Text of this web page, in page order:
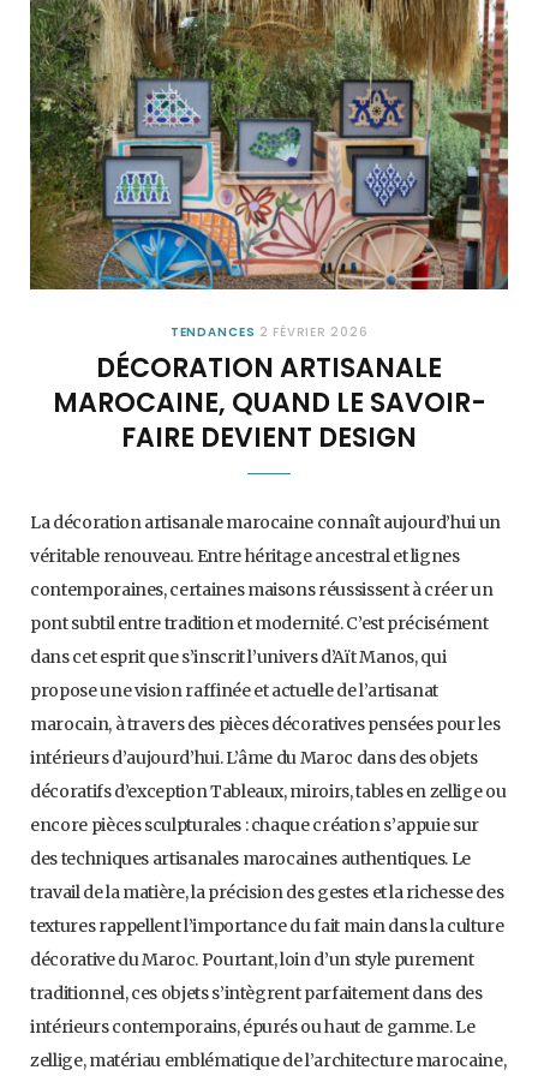
TENDANCES 2 FÉVRIER 2026
DÉCORATION ARTISANALE
MAROCAINE, QUAND LE SAVOIR-
FAIRE DEVIENT DESIGN
La décoration artisanale marocaine connaît aujourd’hui un
véritable renouveau. Entre héritage ancestral et lignes
contemporaines, certaines maisons réussissent à créer un
pont subtil entre tradition et modernité. C’est précisément
dans cet esprit que s’inscrit l’univers d’Aït Manos, qui
propose une vision raffinée et actuelle de l’artisanat
marocain, à travers des pièces décoratives pensées pour les
intérieurs d’aujourd’hui. L’âme du Maroc dans des objets
décoratifs d’exception Tableaux, miroirs, tables en zellige ou
encore pièces sculpturales : chaque création s’appuie sur
des techniques artisanales marocaines authentiques. Le
travail de la matière, la précision des gestes et la richesse des
textures rappellent l’importance du fait main dans la culture
décorative du Maroc. Pourtant, loin d’un style purement
traditionnel, ces objets s’intègrent parfaitement dans des
intérieurs contemporains, épurés ou haut de gamme. Le
zellige, matériau emblématique de l’architecture marocaine,